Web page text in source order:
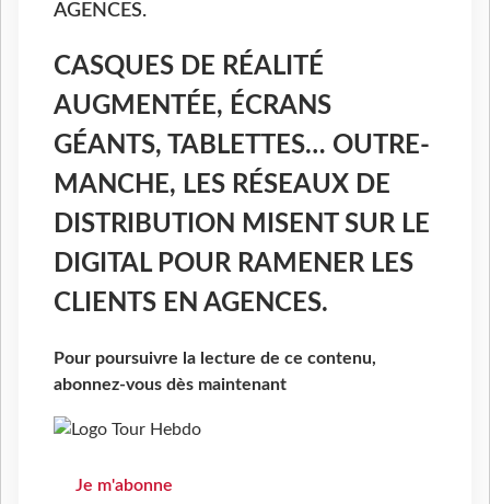
AGENCES.
CASQUES DE RÉALITÉ
AUGMENTÉE, ÉCRANS
GÉANTS, TABLETTES… OUTRE-
MANCHE, LES RÉSEAUX DE
DISTRIBUTION MISENT SUR LE
DIGITAL POUR RAMENER LES
CLIENTS EN AGENCES.
Pour poursuivre la lecture de ce contenu,
abonnez-vous dès maintenant
Je m'abonne